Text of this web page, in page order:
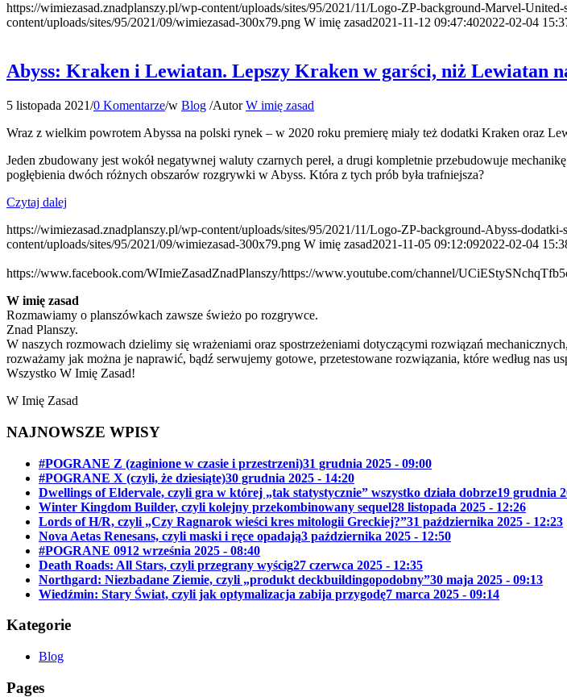
https://wimiezasad.znadplanszy.pl/wp-content/uploads/sites/95/2021/11/Logo-ZP-background-Marvel-United-
content/uploads/sites/95/2021/09/wimiezasad-300x79.png W imię zasad2021-11-12 09:47:402022-02-04
Abyss: Kraken i Lewiatan. Lepszy Kraken w garści, niż Lewiatan
5 listopada 2021/0 Komentarze/w Blog /AutorW imię zasad
Wraz z wielkim powrotem Abyssa na polski rynek – w 2020 roku premierę miały też dodatki Kraken oraz
Jeden zbudowany jest wokół negatywnej waluty czarnych pereł, a drugi kompletnie przebudowuje
pogłębienia dwóch różnych obszarów rozgrywki w Abyss. Która z tych prób była trafniejsza?
Czytaj dalej
https://wimiezasad.znadplanszy.pl/wp-content/uploads/sites/95/2021/11/Logo-ZP-background-Abyss-dodatki-
content/uploads/sites/95/2021/09/wimiezasad-300x79.png W imię zasad2021-11-05 09:12:092022-02-04
https://www.facebook.com/WImieZasadZnadPlanszy/https://www.youtube.com/channel/
W imię zasad
Rozmawiamy o planszówkach zawsze świeżo po rozgrywce.
Znad Planszy.
W naszych rozmowach dzielimy się wrażeniami oraz spostrzeżeniami dotyczącymi rozwiązań
rozważamy jak można je naprawić, bądź serwujemy gotowe, przetestowane rozwiązania, które według nas
Wszystko W Imię Zasad!
W Imię Zasad
NAJNOWSZE WPISY
#POGRANE Z (zaginione w czasie i przestrzeni)31 grudnia 2025 - 09:00
#POGRANE X (czyli, że dziesiąte)30 grudnia 2025 - 14:20
Dwellings of Eldervale, czyli gra w której „tak statystycznie” wszystko działa dobrze19 grudnia
Winter Kingdom Builder, czyli kolejny przekombinowany sequel28 listopada 2025 - 12:26
Lords of H/R, czyli „Czy Ragnarok wieści kres mitologii Greckiej?”31 października 2025 - 12:23
Nova Aetas Renesans, czyli maski i ręce opadają3 października 2025 - 12:50
#POGRANE 0912 września 2025 - 08:40
Death Roads: All Stars, czyli przegrany wyścig27 czerwca 2025 - 12:35
Northgard: Niezbadane Ziemie, czyli „produkt deckbuildingopodobny”30 maja 2025 - 09:13
Wiedźmin: Stary Świat, czyli jak optymalizacja zabija przygodę7 marca 2025 - 09:14
Kategorie
Blog
Pages